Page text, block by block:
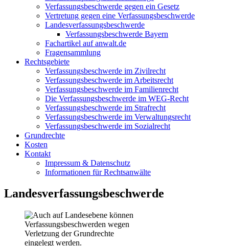
Verfassungsbeschwerde gegen ein Gesetz
Vertretung gegen eine Verfassungsbeschwerde
Landesverfassungsbeschwerde
Verfassungsbeschwerde Bayern
Fachartikel auf anwalt.de
Fragensammlung
Rechtsgebiete
Verfassungsbeschwerde im Zivilrecht
Verfassungsbeschwerde im Arbeitsrecht
Verfassungsbeschwerde im Familienrecht
Die Verfassungsbeschwerde im WEG-Recht
Verfassungsbeschwerde im Strafrecht
Verfassungsbeschwerde im Verwaltungsrecht
Verfassungsbeschwerde im Sozialrecht
Grundrechte
Kosten
Kontakt
Impressum & Datenschutz
Informationen für Rechtsanwälte
Landesverfassungsbeschwerde